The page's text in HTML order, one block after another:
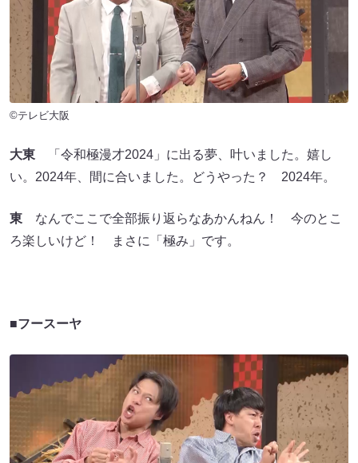
©テレビ大阪
大東 「令和極漫才2024」に出る夢、叶いました。嬉し
い。2024年、間に合いました。どうやった？ 2024年。
東 なんでここで全部振り返らなあかんねん！ 今のとこ
ろ楽しいけど！ まさに「極み」です。
■フースーヤ